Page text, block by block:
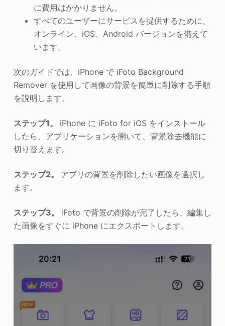
に費用はかかりません。
すべてのユーザーにサービスを提供するために、
オンライン、iOS、Android バージョンを備えて
います。
次のガイドでは、iPhone で iFoto Background
Remover を使用して画像の背景を簡単に削除する手順
を説明します。
ステップ1。 iPhone に iFoto for iOS をインストール
したら、アプリケーションを開いて、背景除去機能に
切り替えます。
ステップ2。 アプリの背景を削除したい画像を選択し
ます。
ステップ3。 iFoto で背景の削除が完了したら、編集し
た画像をすぐに iPhone にエクスポートします。